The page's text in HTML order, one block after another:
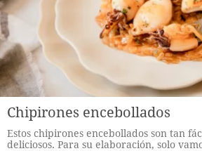
Chipirones encebollados
Estos chipirones encebollados son tan
deliciosos. Para su elaboración, solo